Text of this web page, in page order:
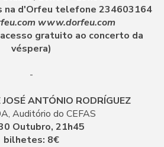
na d'Orfeu telefone 234603164
www.dorfeu.com
gratuito ao concerto da
véspera)
-
ANTÓNIO RODRÍGUEZ
Auditório do CEFAS
Outubro, 21h45
bilhetes: 8€